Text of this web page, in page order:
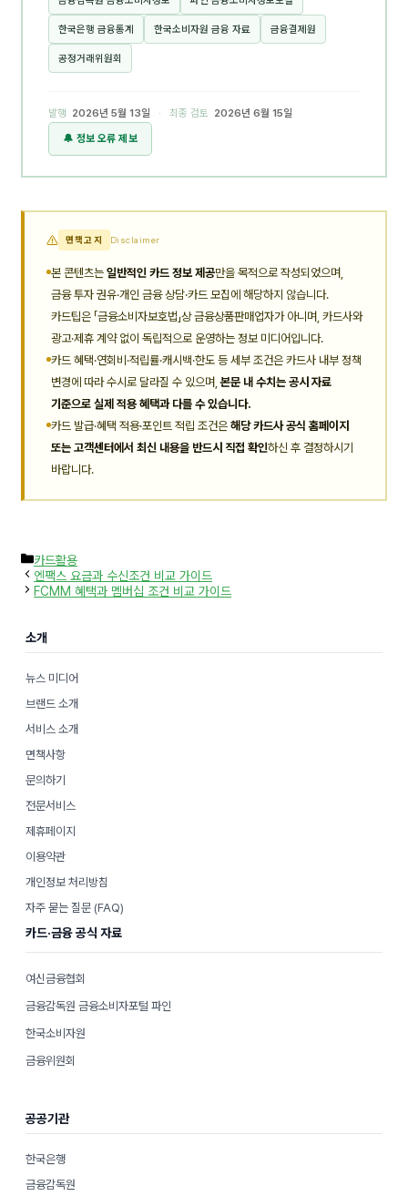
한국은행 금융통계 한국소비자원 금융 자료 금융결제원
공정거래위원회
발행 2026년 5월 13일 · 최종 검토 2026년 6월 15일
🔔 정보 오류 제보
면책고지 Disclaimer
본 콘텐츠는 일반적인 카드 정보 제공만을 목적으로 작성되었으며,
금융 투자 권유·개인 금융 상담·카드 모집에 해당하지 않습니다.
카드팁은 「금융소비자보호법」상 금융상품판매업자가 아니며, 카드사와
광고·제휴 계약 없이 독립적으로 운영하는 정보 미디어입니다.
카드 혜택·연회비·적립률·캐시백·한도 등 세부 조건은 카드사 내부 정책
변경에 따라 수시로 달라질 수 있으며,본문 내 수치는 공시 자료
기준으로 실제 적용 혜택과 다를 수 있습니다.
카드 발급·혜택 적용·포인트 적립 조건은 해당 카드사 공식 홈페이지
또는 고객센터에서 최신 내용을 반드시 직접 확인하신 후 결정하시기
바랍니다.
카
테
고
리
카드활용
엔팩스 요금과 수신조건 비교 가이드
FCMM 혜택과 멤버십 조건 비교 가이드
소개
뉴스 미디어
브랜드 소개
서비스 소개
면책사항
문의하기
전문서비스
제휴페이지
이용약관
개인정보 처리방침
자주 묻는 질문 (FAQ)
카드·금융 공식 자료
여신금융협회
금융감독원 금융소비자포털 파인
한국소비자원
금융위원회
공공기관
한국은행
금융감독원